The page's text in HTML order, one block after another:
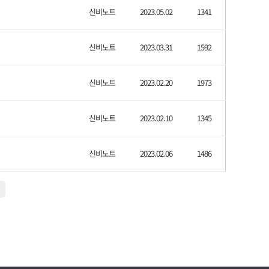
신비노트 2023.05.02 1341
신비노트 2023.03.31 1592
신비노트 2023.02.20 1973
신비노트 2023.02.10 1345
신비노트 2023.02.06 1486